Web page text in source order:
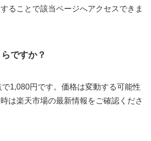
ることで該当ページへアクセスできま
ですか？
1,080円です。価格は変動する可能性
は楽天市場の最新情報をご確認くださ